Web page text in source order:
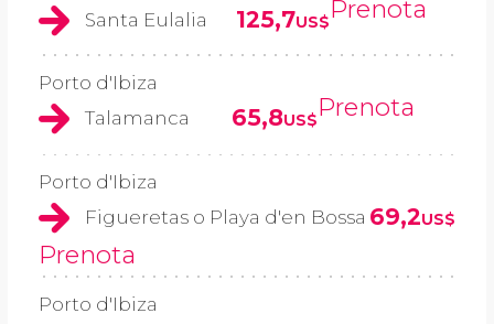
Santa Eulalia
125,7US$Prenota
Porto d'Ibiza
Talamanca
65,8US$Prenota
Porto d'Ibiza
Figueretas o Playa d'en Bossa 69,2US$
Prenota
Porto d'Ibiza